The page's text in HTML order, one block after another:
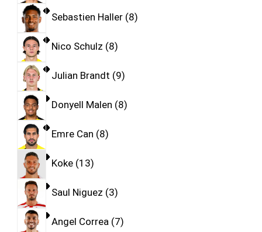
Sebastien Haller 8
Nico Schulz 8
Julian Brandt 9
Donyell Malen 8
Emre Can 8
Koke 13
Saul Niguez 3
Angel Correa 7